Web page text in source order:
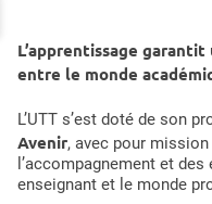
L’apprentissage
entre le monde
L’UTT s’est doté de son
Avenir, avec pour
l’accompagnement et
enseignant et le monde